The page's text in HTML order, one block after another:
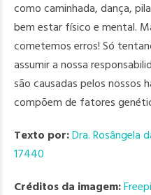
como caminhada, dança,
bem estar físico e mental.
cometemos erros! Só
assumir a nossa
são causadas pelos nossos
compõem de fatores
Texto por:Dra. Rosângela
17440
Créditos da imagem: